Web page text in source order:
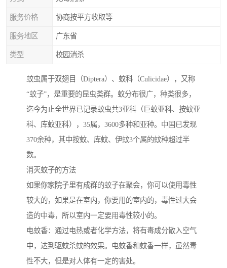
服务价格 协商按平方收取等
服务地区 广东省
类型 校园消杀
蚊虫属于双翅目（Diptera）、蚊科（Culicidae），又称
“蚊子”，是重要的昆虫类群。蚊分布很广，种类很多，
迄今为止全世界已记录蚊虫共3亚科（巨蚊亚科、按蚊亚
科、库蚊亚科），35属，3600多种和亚种。中国已发现
370余种，其中按蚊、库蚊、伊蚊3个属的蚊种超过半
数。
消灭蚊子的方法
如果你家院子里有成群的蚊子在聚会，你可以使用毒性
较大的，如果是在室内，你要用的室内的，毒性过大会
造的中毒，所以室内一定要用毒性较小的。
电蚊香：通过电热或者化学方法，将有毒成分散入空气
中，达到驱蚊杀蚊的效果。电蚊香和蚊香一样，虽然毒
性不大，但是对人体有一定的害处。